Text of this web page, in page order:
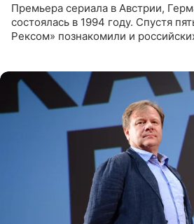
Премьера сериала в Австрии,
состоялась в 1994 году. Спустя
Рексом» познакомили и